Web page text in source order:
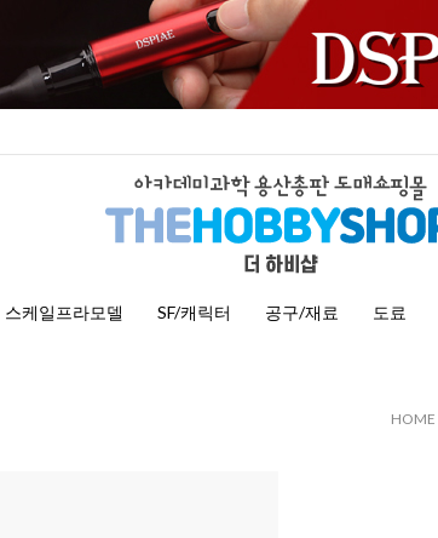
스케일프라모델 SF/캐릭터 공구/재료 도료
HOME